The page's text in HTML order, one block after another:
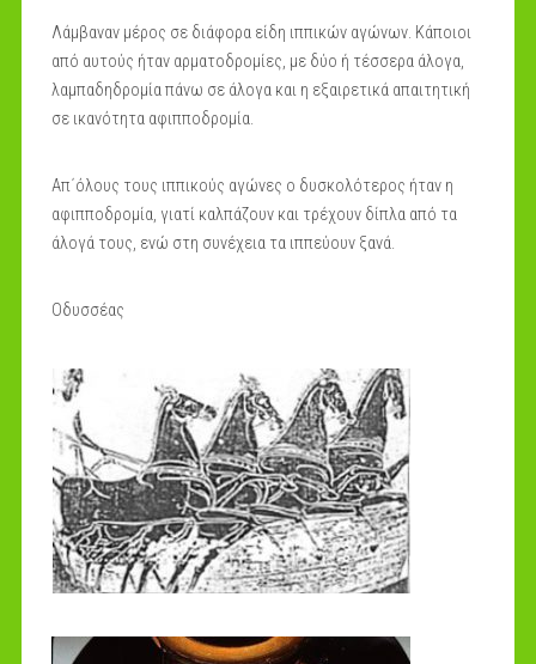
Λάμβαναν μέρος σε διάφορα είδη ιππικών αγώνων. Κάποιοι
από αυτούς ήταν αρματοδρομίες, με δύο ή τέσσερα άλογα,
λαμπαδηδρομία πάνω σε άλογα και η εξαιρετικά απαιτητική
σε ικανότητα αφιπποδρομία.
Απ΄όλους τους ιππικούς αγώνες ο δυσκολότερος ήταν η
αφιπποδρομία, γιατί καλπάζουν και τρέχουν δίπλα από τα
άλογά τους, ενώ στη συνέχεια τα ιππεύουν ξανά.
Οδυσσέας